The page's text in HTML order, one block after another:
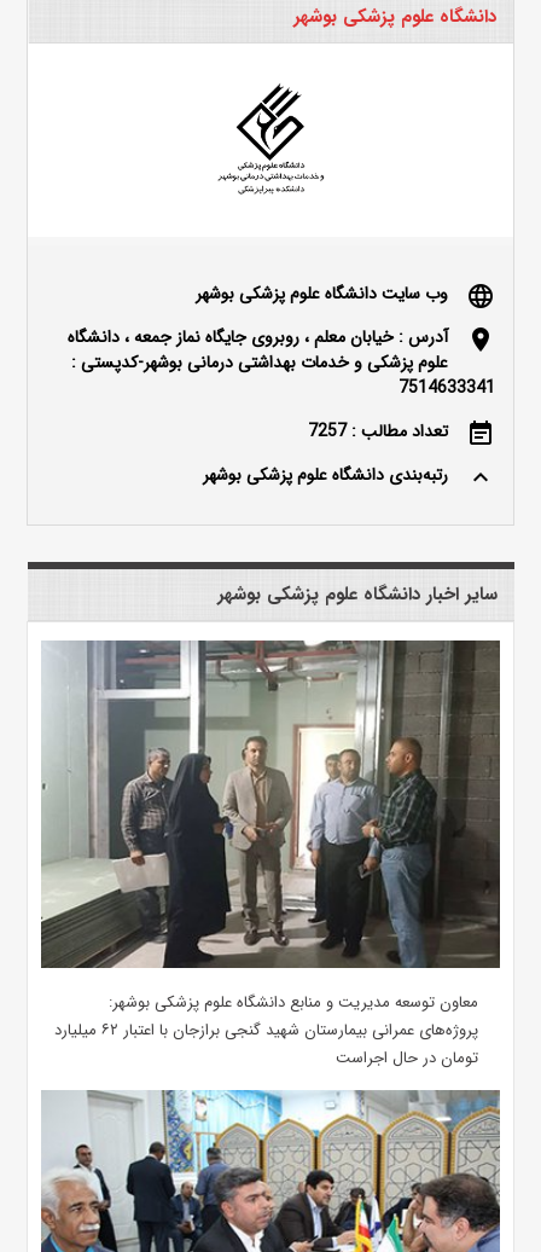
دانشگاه علوم پزشکی بوشهر
language وب سایت دانشگاه علوم پزشکی بوشهر
location_on
آدرس : خیابان معلم ، روبروی جایگاه نماز جمعه ، دانشگاه
علوم پزشکی و خدمات بهداشتی درمانی بوشهر-کدپستی :
7514633341
event_note تعداد مطالب : 7257
keyboard_arrow_up رتبه‌بندی دانشگاه علوم پزشکی بوشهر
سایر اخبار دانشگاه علوم پزشکی بوشهر
معاون توسعه مدیریت و منابع دانشگاه علوم پزشکی بوشهر:
پروژه‌های عمرانی بیمارستان شهید گنجی برازجان با اعتبار ۶۲ میلیارد
تومان در حال اجراست